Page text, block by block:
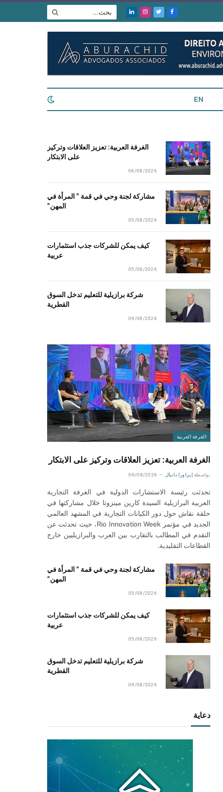
فيسبوكتويترالانستغرام
لينكدإن
EN
الغرفة العربية: تعزيز العلاقات وتركيز
على الابتكار
06/08/2026
مشاركة لجنة وحي في قمة ” المرأة في
المهن”
05/08/2026
كيف يمكن للشركات جذب استثمارات
عربية
05/08/2026
شركة برازيلية للتعليم تدخل السوق
القطرية
04/08/2026
الغرفة العربية
الغرفة العربية: تعزيز العلاقات وتركيز على الابتكار
بواسطة إيزاورا دانيال 06/08/2026
تحدثت رئيسة الاستشارات الدولية في الغرفة التجارية
العربية البرازيلية السيدة كارين مينزوتا خلال مشاركتها في
حلقة نقاش حول دور الكيانات التجارية في المشهد العالمي
الجديد في مؤتمر Rio Innovation Week، حيث تحدثت عن
التقدم في المطالب بالتقارب بين العرب والبرازيليين خارج
القطاعات التقليدية.
مشاركة لجنة وحي في قمة ” المرأة في
المهن”
05/08/2026
كيف يمكن للشركات جذب استثمارات
عربية
05/08/2026
شركة برازيلية للتعليم تدخل السوق
القطرية
04/08/2026
دعاية